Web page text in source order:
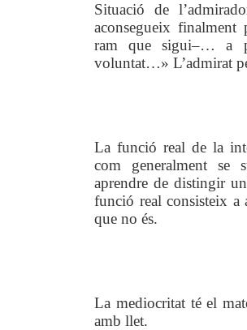
Situació de
aconsegueix
ram que sigui–… a
voluntat…» L’admirat
La funció real de la
com generalment se
aprendre de distingir
funció real consisteix a
que no és.
La mediocritat té el
amb llet.